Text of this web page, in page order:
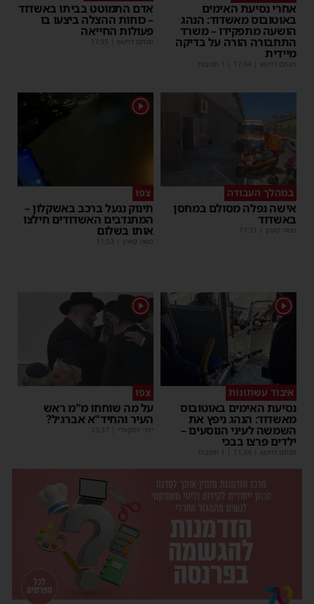
אחרי נסיעת האימים
באוטובוס מאשדוד: הנהג
הושעה מתפקידו – משרד
התחבורה הורה על בדיקה
מיידית
מנחם דויטש |
17:44 | 1 תגובות
אדם התמוטט בביתו באשדוד
– כוחות ההצלה ביצעו בו
פעולות החייאה
מנחם דויטש |
17:35
במהלך העבודה
אישה נפלה מסולם במחסן
באשדוד
משה קאהן |
17:31
תינוק ננעל ברכב באשקלון –
המתנדבים האשדודים חילצו
אותו בשלום
משה קאהן |
11:53
איבוד עשתונות
נסיעת האימים באוטובוס
מאשדוד: הנהג ניפץ את
השמשה לעיני הנוסעים –
ילדים פרצו בבכי
מנחם דויטש |
11:34 | 1 תגובות
1
על מה שוחחו מ"מ ראש
העיר והחיד"א אברג׳ל?
יוסי יחזקאלי |
23:37